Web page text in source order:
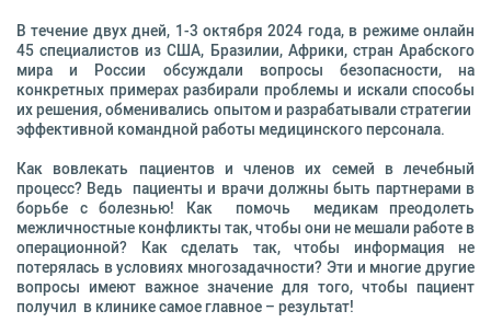
В течение двух дней, 1-3 октября 2024 года, в режиме онлайн
45 специалистов из США, Бразилии, Африки, стран Арабского
мира и России обсуждали вопросы безопасности, на
конкретных примерах разбирали проблемы и искали способы
их решения, обменивались опытом и разрабатывали стратегии
эффективной командной работы медицинского персонала.
Как вовлекать пациентов и членов их семей в лечебный
процесс? Ведь пациенты и врачи должны быть партнерами в
борьбе с болезнью! Как помочь медикам преодолеть
межличностные конфликты так, чтобы они не мешали работе в
операционной? Как сделать так, чтобы информация не
потерялась в условиях многозадачности? Эти и многие другие
вопросы имеют важное значение для того, чтобы пациент
получил в клинике самое главное – результат!